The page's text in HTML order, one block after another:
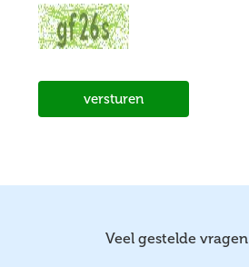
versturen
Veel gestelde vragen